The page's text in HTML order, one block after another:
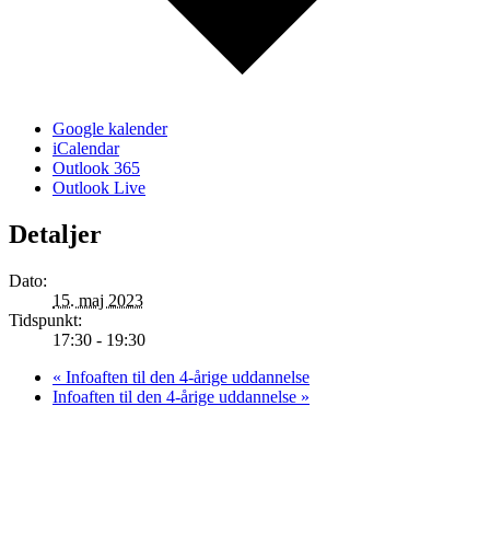
Google kalender
iCalendar
Outlook 365
Outlook Live
Detaljer
Dato:
15. maj 2023
Tidspunkt:
17:30 - 19:30
« Infoaften til den 4-årige uddannelse
Infoaften til den 4-årige uddannelse »